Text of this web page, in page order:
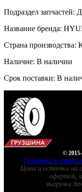
Подраздел запчастей:
Название бренда:
Страна производства:
Наличие: В наличии
Срок поставки: В
©
Политика в
Цены и остатки на
офертой,
выгрузка